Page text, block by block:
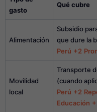
gasto
Qué cubre
Alimentación
Subsidio
que dure la
Perú +2
Movilidad
local
Transporte
(cuando
Perú +2
Educación